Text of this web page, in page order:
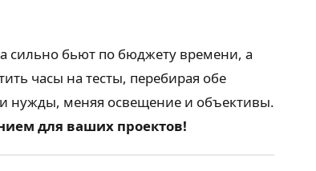
сильно бьют по бюджету времени, а
часы на тесты, перебирая обе
нужды, меняя освещение и объективы.
для ваших проектов!